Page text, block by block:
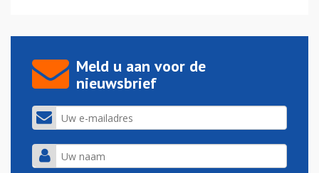
Meld u aan voor de
nieuwsbrief